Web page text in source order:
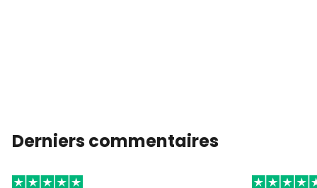
Derniers commentaires